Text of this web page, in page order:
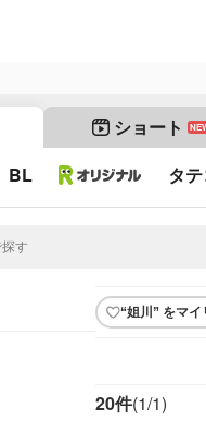
ショート
BL タテ
“姐川” をマ
20件(1/1)